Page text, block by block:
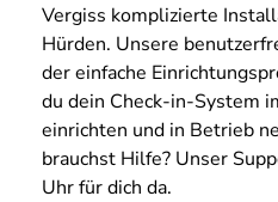
Vergiss komplizierte
Hürden. Unsere
der einfache
du dein Check-in-System
einrichten und in Betrieb
brauchst Hilfe? Unser
Uhr für dich da.